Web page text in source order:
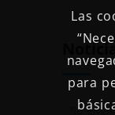
Las
para